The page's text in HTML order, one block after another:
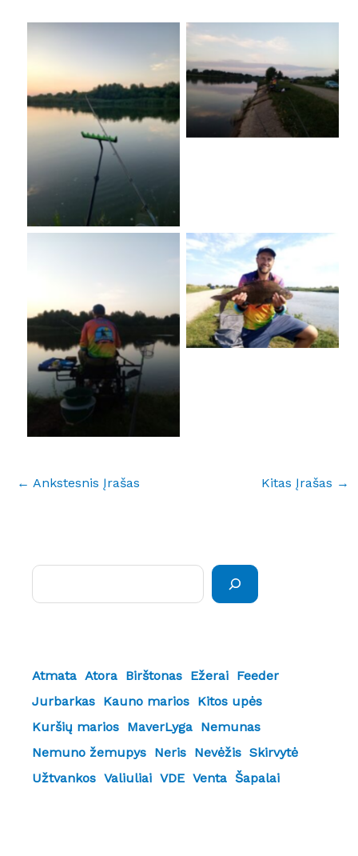
No Caption
No Caption
No Caption
No Caption
← Ankstesnis Įrašas Kitas Įrašas →
Atmata Atora Birštonas Ežerai Feeder
Jurbarkas Kauno marios Kitos upės
Kuršių marios MaverLyga Nemunas
Nemuno žemupys Neris Nevėžis Skirvytė
Užtvankos Valiuliai VDE Venta Šapalai